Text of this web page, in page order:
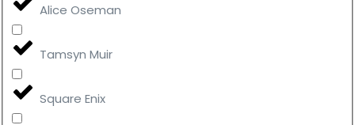
Alice Oseman
Tamsyn Muir
Square Enix